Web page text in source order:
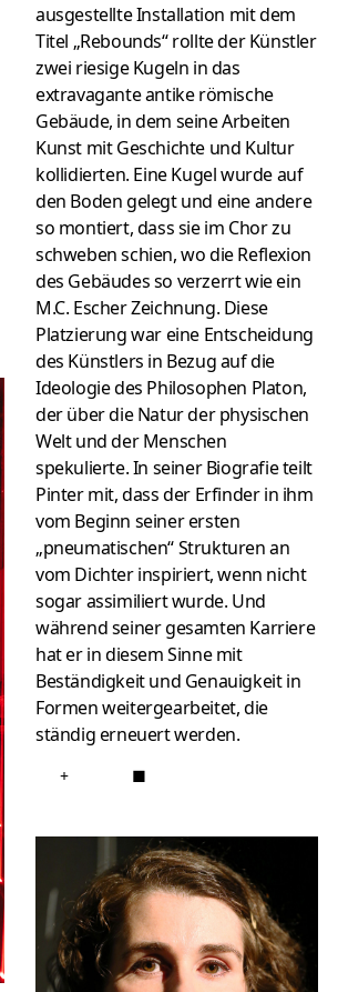
ausgestellte Installation mit dem
Titel „Rebounds“ rollte der Künstler
zwei riesige Kugeln in das
extravagante antike römische
Gebäude, in dem seine Arbeiten
Kunst mit Geschichte und Kultur
kollidierten. Eine Kugel wurde auf
den Boden gelegt und eine andere
so montiert, dass sie im Chor zu
schweben schien, wo die Reflexion
des Gebäudes so verzerrt wie ein
M.C. Escher Zeichnung. Diese
Platzierung war eine Entscheidung
des Künstlers in Bezug auf die
Ideologie des Philosophen Platon,
der über die Natur der physischen
Welt und der Menschen
spekulierte. In seiner Biografie teilt
Pinter mit, dass der Erfinder in ihm
vom Beginn seiner ersten
„pneumatischen“ Strukturen an
vom Dichter inspiriert, wenn nicht
sogar assimiliert wurde. Und
während seiner gesamten Karriere
hat er in diesem Sinne mit
Beständigkeit und Genauigkeit in
Formen weitergearbeitet, die
ständig erneuert werden.
+ ■